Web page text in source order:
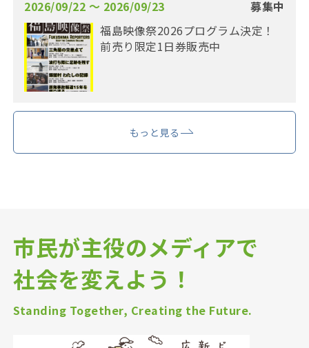
2026/09/22 〜 2026/09/23
募集中
福島映像祭2026プログラム決定！
前売り限定1日券販売中
もっと見る
市民が主役のメディアで
社会を変えよう！
Standing Together, Creating the Future.